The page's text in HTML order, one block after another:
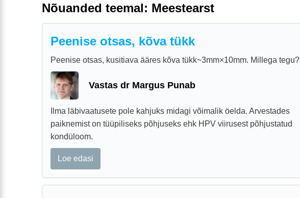
Nõuanded teemal: Meestearst
Peenise otsas, kõva tükk
Peenise otsas, kusitiava ääres kõva tükk~3mm×10mm. Millega tegu?
Vastas dr Margus Punab
Ilma läbivaatusete pole kahjuks midagi võimalik öelda. Arvestades
paiknemist on tüüpiliseks põhjuseks ehk HPV viirusest põhjustatud
kondüloom.
Loe edasi